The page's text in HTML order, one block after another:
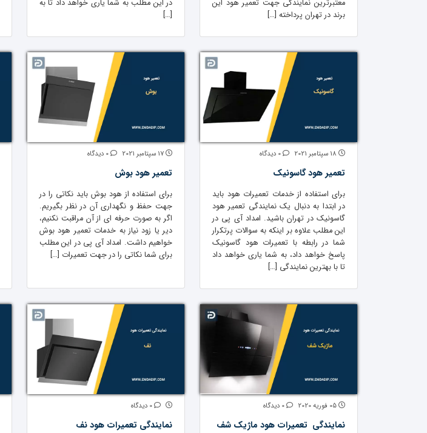
معتبرترین نمایندگی جهت تعمیر هود این
برند در تهران پرداخته […]
در این مطلب به شما یاری خواهد داد تا به
[…]
تعمیر هود گاسونیک
برای استفاده از خدمات تعمیرات هود باید
در ابتدا به دنبال یک نمایندگی تعمیر هود
گاسونیک در تهران باشید. امداد آی پی در
این مطلب علاوه بر اینکه به سوالات پرتکرار
شما در رابطه با تعمیرات هود گاسونیک
پاسخ خواهد داد، به شما یاری خواهد داد
تا با بهترین نمایندگی […]
تعمیر هود بوش
برای استفاده از هود بوش باید نکاتی را در
جهت حفظ و نگهداری آن در نظر بگیریم.
اگر به صورت حرفه ای از آن مراقبت نکنیم،
دیر یا زود نیاز به خدمات تعمیر هود بوش
خواهیم داشت. امداد آی پی در این مطلب
برای شما نکاتی را در جهت تعمیرات […]
نمایندگی تعمیرات هود ماژیک شف نمایندگی تعمیرات هود نف